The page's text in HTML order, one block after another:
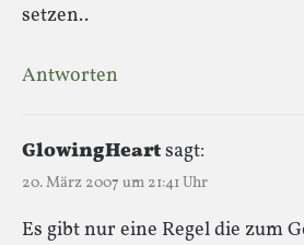
setzen..
Antworten
GlowingHeartsagt:
20. März 2007 um 21:41 Uhr
Es gibt nur eine Regel die zum